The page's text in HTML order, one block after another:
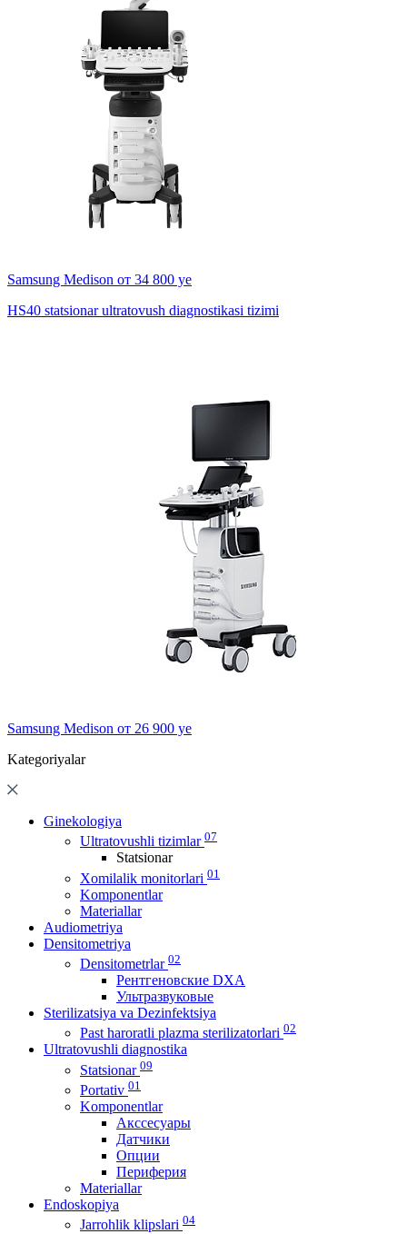
Samsung Medison от 34 800 уе
HS40 statsionar ultratovush diagnostikasi tizimi
Samsung Medison от 26 900 ye
Kategoriyalar
Ginekologiya
Ultratovushli tizimlar 07
Statsionar
Xomilalik monitorlari 01
Komponentlar
Materiallar
Audiometriya
Densitometriya
Densitometrlar 02
Рентгеновские DXA
Ультразвуковые
Sterilizatsiya va Dezinfektsiya
Past haroratli plazma sterilizatorlari 02
Ultratovushli diagnostika
Statsionar 09
Portativ 01
Komponentlar
Акссесуары
Датчики
Опции
Периферия
Materiallar
Endoskopiya
Jarrohlik klipslari 04